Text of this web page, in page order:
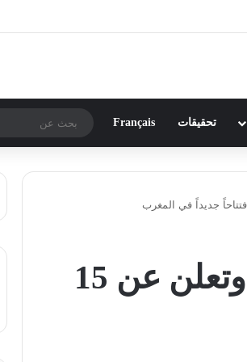
تحقيقات Français
أوتاكو تشتري تكس دي ليون وتعلن عن 15